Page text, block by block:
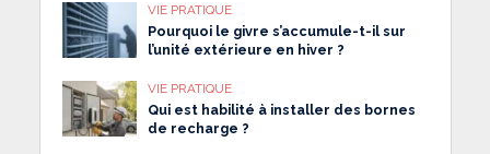
VIE PRATIQUE
Pourquoi le givre s’accumule-t-il sur
l’unité extérieure en hiver ?
VIE PRATIQUE
Qui est habilité à installer des bornes
de recharge ?